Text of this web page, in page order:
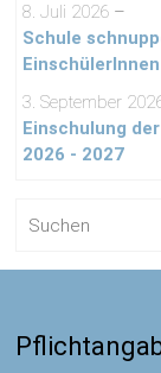
8. Juli 2026 –
Schule
3. September
Einschulung
2026 - 2027